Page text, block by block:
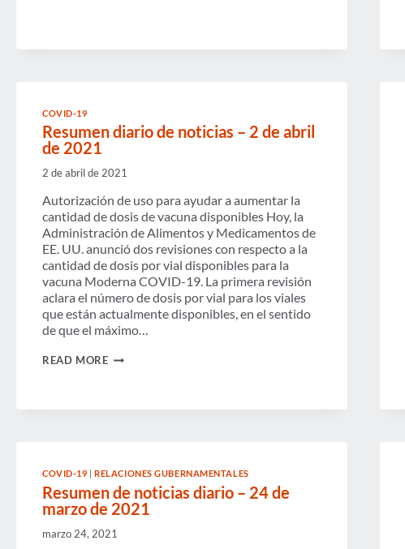
VIAJES
DE
COVID-19
Resumen diario de noticias – 2 de abril
de 2021
2 de abril de 2021
Autorización de uso para ayudar a aumentar la
cantidad de dosis de vacuna disponibles Hoy, la
Administración de Alimentos y Medicamentos de
EE. UU. anunció dos revisiones con respecto a la
cantidad de dosis por vial disponibles para la
vacuna Moderna COVID-19. La primera revisión
aclara el número de dosis por vial para los viales
que están actualmente disponibles, en el sentido
de que el máximo…
READ MORERESUMEN
–
2021
COVID-19 |RELACIONES GUBERNAMENTALES
Resumen de noticias diario – 24 de
marzo de 2021
marzo 24, 2021